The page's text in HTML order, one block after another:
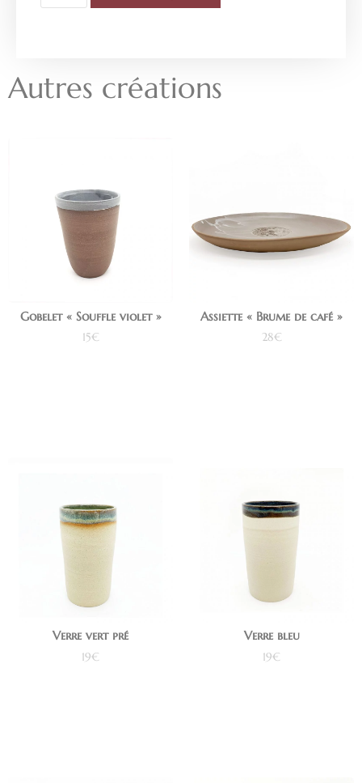
Autres créations
Gobelet « Souffle violet »
15€
Assiette « Brume de café »
28€
Verre vert pré
19€
Verre bleu
19€